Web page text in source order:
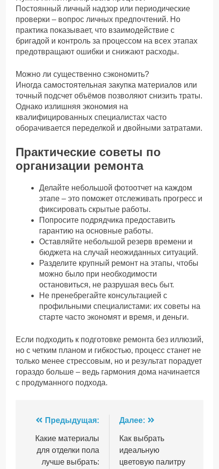
Постоянный личный надзор или периодические
проверки – вопрос личных предпочтений. Но
практика показывает, что взаимодействие с
бригадой и контроль за процессом на всех этапах
предотвращают ошибки и снижают расходы.
Можно ли существенно сэкономить?
Иногда самостоятельная закупка материалов или
точный подсчет объёмов позволяют снизить траты.
Однако излишняя экономия на
квалифицированных специалистах часто
оборачивается переделкой и двойными затратами.
Практические советы по
организации ремонта
Делайте небольшой фотоотчет на каждом
этапе – это поможет отслеживать прогресс и
фиксировать скрытые работы.
Попросите подрядчика предоставить
гарантию на основные работы.
Оставляйте небольшой резерв времени и
бюджета на случай неожиданных ситуаций.
Разделите крупный ремонт на этапы, чтобы
можно было при необходимости
остановиться, не разрушая весь быт.
Не пренебрегайте консультацией с
профильными специалистами: их советы на
старте часто экономят и время, и деньги.
Если подходить к подготовке ремонта без иллюзий,
но с четким планом и гибкостью, процесс станет не
только менее стрессовым, но и результат порадует
гораздо больше – ведь гармония дома начинается
с продуманного подхода.
Навигация
по
записям
Предыдущая:
Какие материалы
для отделки пола
лучше выбрать:
Далее:
Как выбрать
идеальную
цветовую палитру